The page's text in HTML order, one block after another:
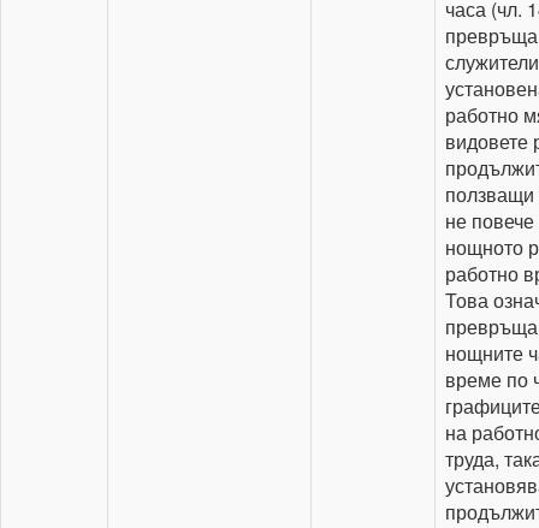
часа (чл.
работно
видовете
ползващи
не
нощното
работно
Това
нощните
време по
на
труда,